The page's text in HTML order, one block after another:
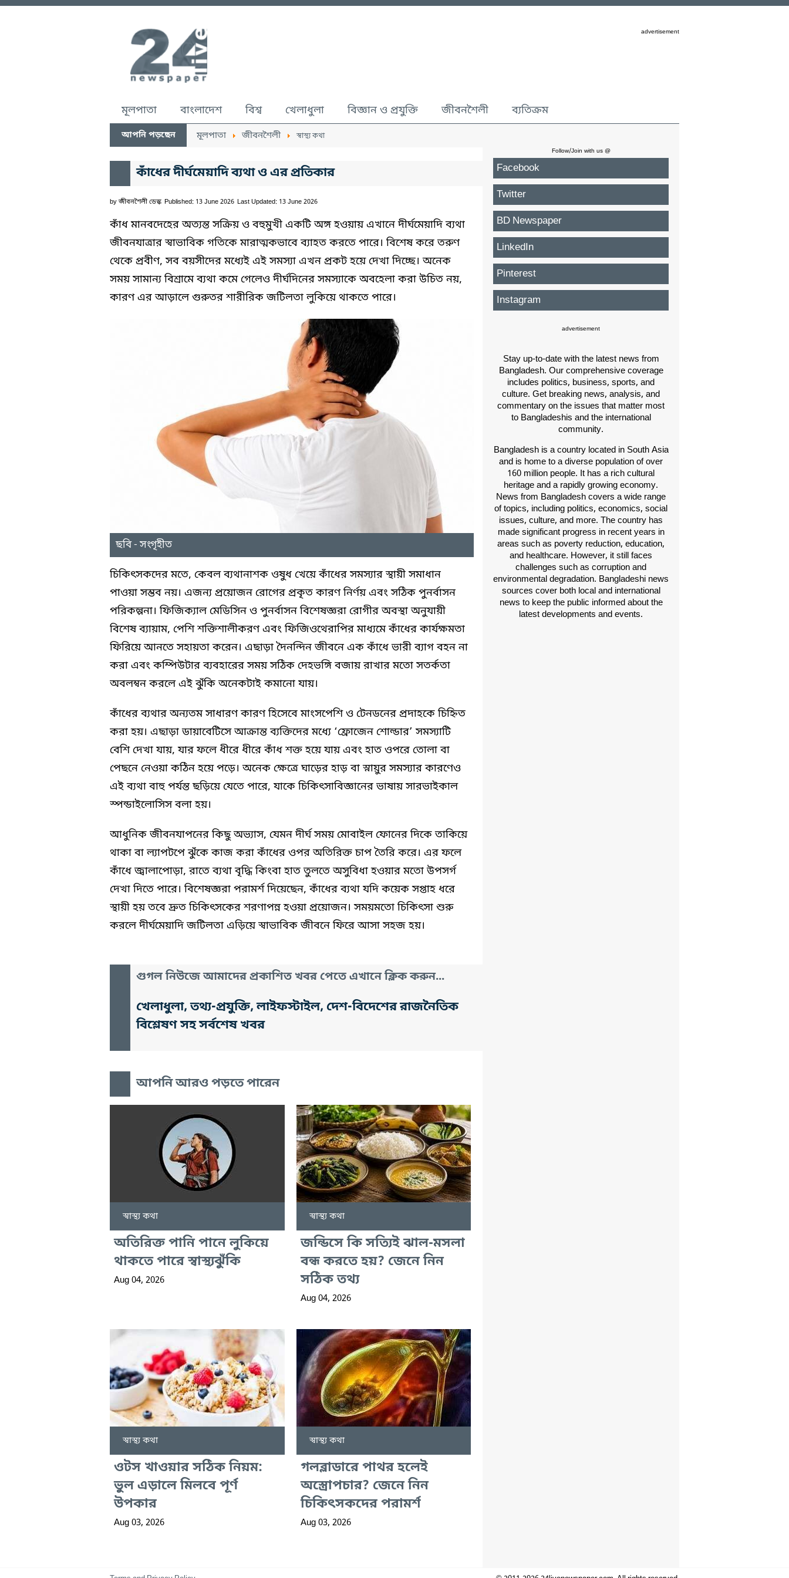
advertisement
মূলপাতা বাংলাদেশ বিশ্ব খেলাধুলা বিজ্ঞান ও প্রযুক্তি জীবনশৈলী ব্যতিক্রম
আপনি পড়ছেন মূলপাতা জীবনশৈলী স্বাস্থ্য কথা
কাঁধের দীর্ঘমেয়াদি ব্যথা ও এর প্রতিকার
by জীবনশৈলী ডেস্ক Published: 13 June 2026 Last Updated: 13 June 2026
কাঁধ মানবদেহের অত্যন্ত সক্রিয় ও বহুমুখী একটি অঙ্গ হওয়ায় এখানে দীর্ঘমেয়াদি ব্যথা
জীবনযাত্রার স্বাভাবিক গতিকে মারাত্মকভাবে ব্যাহত করতে পারে। বিশেষ করে তরুণ
থেকে প্রবীণ, সব বয়সীদের মধ্যেই এই সমস্যা এখন প্রকট হয়ে দেখা দিচ্ছে। অনেক
সময় সামান্য বিশ্রামে ব্যথা কমে গেলেও দীর্ঘদিনের সমস্যাকে অবহেলা করা উচিত নয়,
কারণ এর আড়ালে গুরুতর শারীরিক জটিলতা লুকিয়ে থাকতে পারে।
ছবি - সংগৃহীত
চিকিৎসকদের মতে, কেবল ব্যথানাশক ওষুধ খেয়ে কাঁধের সমস্যার স্থায়ী সমাধান
পাওয়া সম্ভব নয়। এজন্য প্রয়োজন রোগের প্রকৃত কারণ নির্ণয় এবং সঠিক পুনর্বাসন
পরিকল্পনা। ফিজিক্যাল মেডিসিন ও পুনর্বাসন বিশেষজ্ঞরা রোগীর অবস্থা অনুযায়ী
বিশেষ ব্যায়াম, পেশি শক্তিশালীকরণ এবং ফিজিওথেরাপির মাধ্যমে কাঁধের কার্যক্ষমতা
ফিরিয়ে আনতে সহায়তা করেন। এছাড়া দৈনন্দিন জীবনে এক কাঁধে ভারী ব্যাগ বহন না
করা এবং কম্পিউটার ব্যবহারের সময় সঠিক দেহভঙ্গি বজায় রাখার মতো সতর্কতা
অবলম্বন করলে এই ঝুঁকি অনেকটাই কমানো যায়।
কাঁধের ব্যথার অন্যতম সাধারণ কারণ হিসেবে মাংসপেশি ও টেনডনের প্রদাহকে চিহ্নিত
করা হয়। এছাড়া ডায়াবেটিসে আক্রান্ত ব্যক্তিদের মধ্যে ‘ফ্রোজেন শোল্ডার’ সমস্যাটি
বেশি দেখা যায়, যার ফলে ধীরে ধীরে কাঁধ শক্ত হয়ে যায় এবং হাত ওপরে তোলা বা
পেছনে নেওয়া কঠিন হয়ে পড়ে। অনেক ক্ষেত্রে ঘাড়ের হাড় বা স্নায়ুর সমস্যার কারণেও
এই ব্যথা বাহু পর্যন্ত ছড়িয়ে যেতে পারে, যাকে চিকিৎসাবিজ্ঞানের ভাষায় সারভাইকাল
স্পন্ডাইলোসিস বলা হয়।
আধুনিক জীবনযাপনের কিছু অভ্যাস, যেমন দীর্ঘ সময় মোবাইল ফোনের দিকে তাকিয়ে
থাকা বা ল্যাপটপে ঝুঁকে কাজ করা কাঁধের ওপর অতিরিক্ত চাপ তৈরি করে। এর ফলে
কাঁধে জ্বালাপোড়া, রাতে ব্যথা বৃদ্ধি কিংবা হাত তুলতে অসুবিধা হওয়ার মতো উপসর্গ
দেখা দিতে পারে। বিশেষজ্ঞরা পরামর্শ দিয়েছেন, কাঁধের ব্যথা যদি কয়েক সপ্তাহ ধরে
স্থায়ী হয় তবে দ্রুত চিকিৎসকের শরণাপন্ন হওয়া প্রয়োজন। সময়মতো চিকিৎসা শুরু
করলে দীর্ঘমেয়াদি জটিলতা এড়িয়ে স্বাভাবিক জীবনে ফিরে আসা সহজ হয়।
গুগল নিউজে আমাদের প্রকাশিত খবর পেতে এখানে ক্লিক করুন...
খেলাধুলা, তথ্য-প্রযুক্তি, লাইফস্টাইল, দেশ-বিদেশের রাজনৈতিক
বিশ্লেষণ সহ সর্বশেষ খবর
আপনি আরও পড়তে পারেন
স্বাস্থ্য কথা
অতিরিক্ত পানি পানে লুকিয়ে
থাকতে পারে স্বাস্থ্যঝুঁকি
Aug 04, 2026
স্বাস্থ্য কথা
জন্ডিসে কি সত্যিই ঝাল-মসলা
বন্ধ করতে হয়? জেনে নিন
সঠিক তথ্য
Aug 04, 2026
স্বাস্থ্য কথা
ওটস খাওয়ার সঠিক নিয়ম:
ভুল এড়ালে মিলবে পূর্ণ
উপকার
Aug 03, 2026
স্বাস্থ্য কথা
গলব্লাডারে পাথর হলেই
অস্ত্রোপচার? জেনে নিন
চিকিৎসকদের পরামর্শ
Aug 03, 2026
Follow/Join with us @
Facebook
Twitter
BD Newspaper
LinkedIn
Pinterest
Instagram
advertisement
Stay up-to-date with the latest news from
Bangladesh. Our comprehensive coverage
includes politics, business, sports, and
culture. Get breaking news, analysis, and
commentary on the issues that matter most
to Bangladeshis and the international
community.
Bangladesh is a country located in South Asia
and is home to a diverse population of over
160 million people. It has a rich cultural
heritage and a rapidly growing economy.
News from Bangladesh covers a wide range
of topics, including politics, economics, social
issues, culture, and more. The country has
made significant progress in recent years in
areas such as poverty reduction, education,
and healthcare. However, it still faces
challenges such as corruption and
environmental degradation. Bangladeshi news
sources cover both local and international
news to keep the public informed about the
latest developments and events.